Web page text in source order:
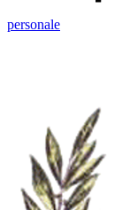
personale